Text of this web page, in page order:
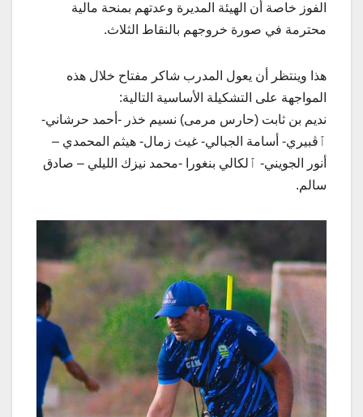
الفوز خاصة أن الهيئة المديرة وعدتهم بمنحة مالية
محترمة في صورة خروجهم بالنقاط الثلاث.
هذا وينتظر أن يعول المدرب شاكر مفتاح خلال هذه
المواجهة على التشكيلة الأساسية التالية:
نديم بن ثابت (حارس مرمى) نسيم خذر -أحمد حرشاني-
ٱڨبيري- أسامة الجبالي- غيث زمال- هيثم المحمدي –
أنور الجويني- ٱلكالي بنغورا -محمد نيزك الليلي – صادق
سالم.